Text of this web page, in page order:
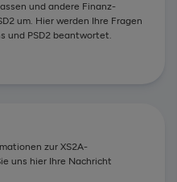
und andere Finanz­
um. Hier werden Ihre Fragen
und PSD2 beantwortet.
zur XS2A-
uns hier Ihre Nachricht